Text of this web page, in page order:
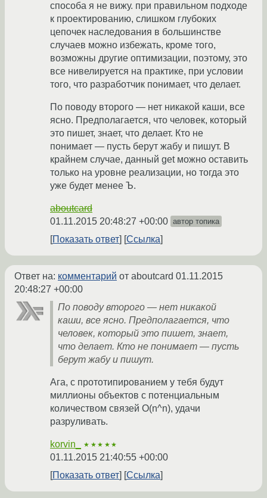
способа я не вижу. при правильном подходе
к проектированию, слишком глубоких
цепочек наследования в большинстве
случаев можно избежать, кроме того,
возможны другие оптимизации, поэтому, это
все нивелируется на практике, при условии
того, что разработчик понимает, что делает.
По поводу второго — нет никакой каши, все
ясно. Предполагается, что человек, который
это пишет, знает, что делает. Кто не
понимает — пусть берут жабу и пишут. В
крайнем случае, данный get можно оставить
только на уровне реализации, но тогда это
уже будет менее Ъ.
aboutcard
01.11.2015 20:48:27 +00:00 автор топика
Показать ответ Ссылка
Ответ на: комментарий от aboutcard 01.11.2015
20:48:27 +00:00
По поводу второго — нет никакой
каши, все ясно. Предполагается, что
человек, который это пишет, знает,
что делает. Кто не понимает — пусть
берут жабу и пишут.
Ага, с прототипированием у тебя будут
миллионы объектов с потенциальным
количеством связей O(n^n), удачи
разруливать.
korvin_ ★★★★★
01.11.2015 21:40:55 +00:00
Показать ответ
Ссылка